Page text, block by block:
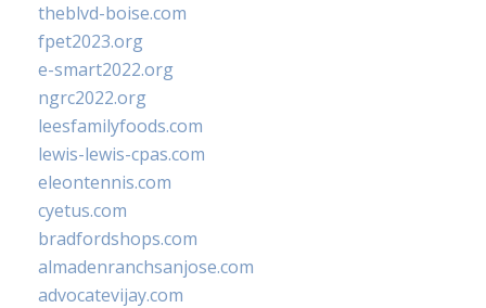
theblvd-boise.com
fpet2023.org
e-smart2022.org
ngrc2022.org
leesfamilyfoods.com
lewis-lewis-cpas.com
eleontennis.com
cyetus.com
bradfordshops.com
almadenranchsanjose.com
advocatevijay.com